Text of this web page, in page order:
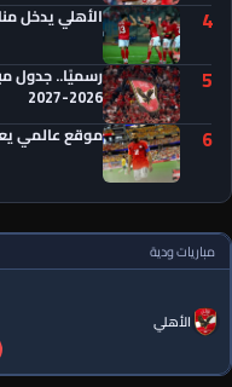
4 الأهلي يدخل
5 رسميًا.. جدول
2026-2027
6 موقع عالمي
مباريات ودية
الأهلي